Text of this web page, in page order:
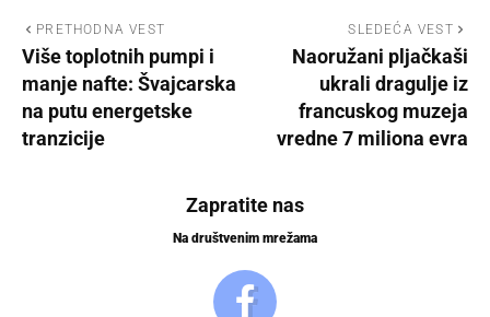
PRETHODNA VEST
Više toplotnih pumpi i
manje nafte: Švajcarska
na putu energetske
tranzicije
SLEDEĆA VEST
Naoružani pljačkaši
ukrali dragulje iz
francuskog muzeja
vredne 7 miliona evra
Zapratite nas
Na društvenim mrežama